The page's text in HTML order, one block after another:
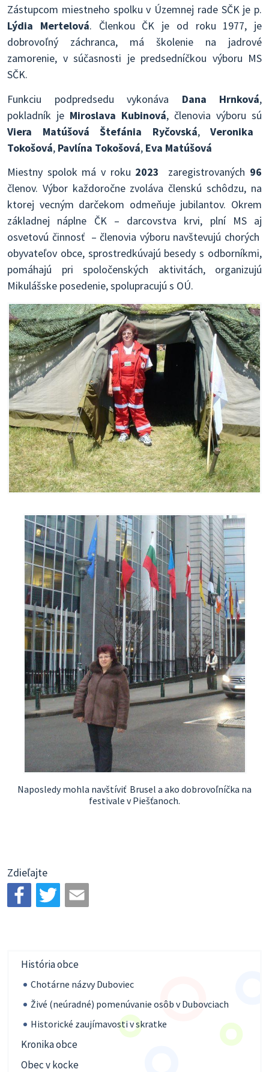
Zástupcom miestneho spolku v Územnej rade SČK je p.
Lýdia Mertelová. Členkou ČK je od roku 1977, je
dobrovoľný záchranca, má školenie na jadrové
zamorenie, v súčasnosti je predsedníčkou výboru MS
SČK.
Funkciu podpredsedu vykonáva Dana Hrnková,
pokladník je Miroslava Kubinová, členovia výboru sú
Viera Matúšová
Štefánia Ryčovská,Veronika
Tokošová, Pavlína Tokošová, Eva Matúšová
Miestny spolok má v roku 2023 zaregistrovaných 96
členov. Výbor každoročne zvoláva členskú schôdzu, na
ktorej vecným darčekom odmeňuje jubilantov. Okrem
základnej náplne ČK – darcovstva krvi, plní MS aj
osvetovú činnosť – členovia výboru navštevujú chorých
obyvateľov obce, sprostredkúvajú besedy s odborníkmi,
pomáhajú pri spoločenských aktivitách, organizujú
Mikulášske posedenie, spolupracujú s OÚ.
Naposledy mohla navštíviť Brusel a ako dobrovoľníčka na
festivale v Piešťanoch.
Zdieľajte
História obce
Chotárne názvy Duboviec
Živé (neúradné) pomenúvanie osôb v Dubovciach
Historické zaujímavosti v skratke
Kronika obce
Obec v kocke